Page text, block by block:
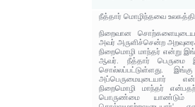
நீத்தார் மொழிந்தவை
நிறைவான
அவர் அருளிச்சென்ற
நிறைமொழி மாந்தர் என்று
ஆவர். நீத்தார் பெருமை
சொல்லப்பட்டுள்ளது.
அப்பெருமையுடையார்
நிறைமொழி மாந்தர்
பொருண்மை யாண்டும்